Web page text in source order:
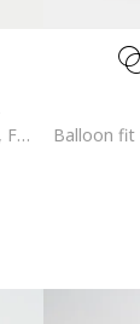
FIFA '26 mintás pamutpóló, Fehér/Fekete